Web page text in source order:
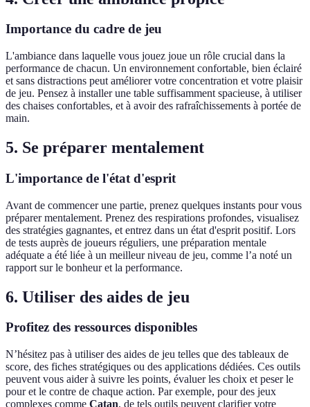
Importance du cadre de jeu
L'ambiance dans laquelle vous jouez joue un rôle crucial dans la
performance de chacun. Un environnement confortable, bien éclairé
et sans distractions peut améliorer votre concentration et votre plaisir
de jeu. Pensez à installer une table suffisamment spacieuse, à utiliser
des chaises confortables, et à avoir des rafraîchissements à portée de
main.
5. Se préparer mentalement
L'importance de l'état d'esprit
Avant de commencer une partie, prenez quelques instants pour vous
préparer mentalement. Prenez des respirations profondes, visualisez
des stratégies gagnantes, et entrez dans un état d'esprit positif. Lors
de tests auprès de joueurs réguliers, une préparation mentale
adéquate a été liée à un meilleur niveau de jeu, comme l’a noté un
rapport sur le bonheur et la performance.
6. Utiliser des aides de jeu
Profitez des ressources disponibles
N’hésitez pas à utiliser des aides de jeu telles que des tableaux de
score, des fiches stratégiques ou des applications dédiées. Ces outils
peuvent vous aider à suivre les points, évaluer les choix et peser le
pour et le contre de chaque action. Par exemple, pour des jeux
complexes comme Catan, de tels outils peuvent clarifier votre